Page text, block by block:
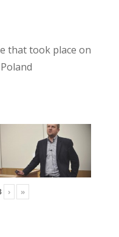
that took place on
› »